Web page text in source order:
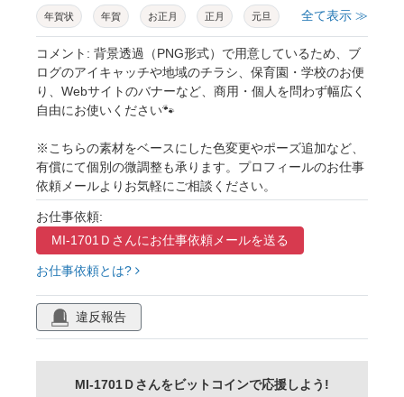
年賀状 年賀 お正月 正月 元旦
新年 賀正 謹賀新年 干支 十二支
縁起物 絵馬 扇子 羽子板 桜
さくら サクラ 開運
かわいい
手描き風 ミニキャラ キャラクター
動物 アニマル 生き物 セット
カット
ベクター ai eps 透過 png
チラシ 2025
全て表示 ≫
コメント: 背景透過（PNG形式）で用意しているため、ブ
ログのアイキャッチや地域のチラシ、保育園・学校のお便
り、Webサイトのバナーなど、商用・個人を問わず幅広く
自由にお使いください🐾
※こちらの素材をベースにした色変更やポーズ追加など、
有償にて個別の微調整も承ります。プロフィールのお仕事
依頼メールよりお気軽にご相談ください。
お仕事依頼:
MI-1701Ｄさんにお仕事依頼メールを送る
お仕事依頼とは?
違反報告
MI-1701Ｄさんをビットコインで応援しよう!